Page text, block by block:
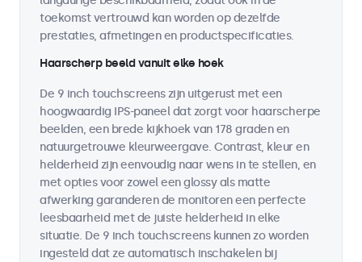
toekomst vertrouwd kan worden op dezelfde
prestaties, afmetingen en productspecificaties.
Haarscherp beeld vanuit elke hoek
De 9 inch touchscreens zijn uitgerust met een
hoogwaardig IPS-paneel dat zorgt voor haarscherpe
beelden, een brede kijkhoek van 178 graden en
natuurgetrouwe kleurweergave. Contrast, kleur en
helderheid zijn eenvoudig naar wens in te stellen, en
met opties voor zowel een glossy als matte
afwerking garanderen de monitoren een perfecte
leesbaarheid met de juiste helderheid in elke
situatie. De 9 inch touchscreens kunnen zo worden
ingesteld dat ze automatisch inschakelen bij